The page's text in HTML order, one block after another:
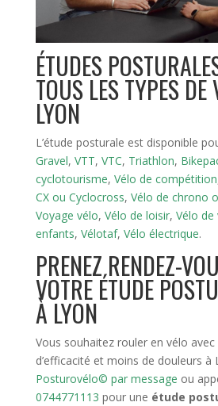
ÉTUDES
TOUS LES TYPES DE
LYON
L’étude posturale est disponible
Gravel, VTT, VTC, Triathlon,
cyclotourisme, Vélo de compétition
CX ou Cyclocross, Vélo de chrono
Voyage vélo, Vélo de loisir, Vélo de
enfants, Vélotaf, Vélo électrique.
PRENEZ RENDEZ-
VOTRE ÉTUDE
À LYON
Vous souhaitez rouler en vélo
d’efficacité et moins de douleurs à
Posturovélo© par message ou
0744771113 pour une étude